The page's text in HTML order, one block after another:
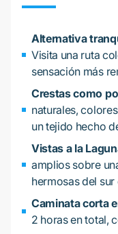
Alternativa
Visita una ruta
sensación más
Crestas como
naturales,
un tejido hecho
Vistas a la
amplios sobre
hermosas del
Caminata corta
2 horas en total,